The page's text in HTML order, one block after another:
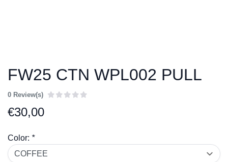
FW25 CTN WPL002 PULL
0 Review(s)
€30,00
Color: *